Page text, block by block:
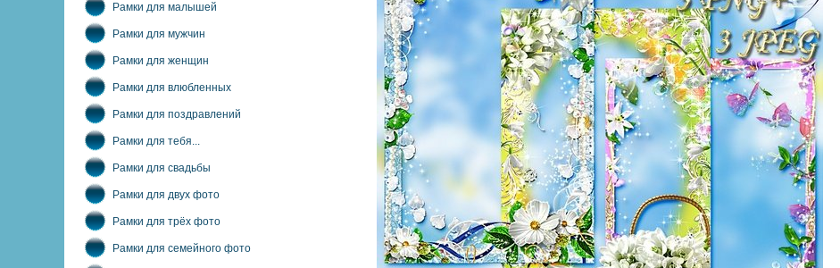
Рамки для малышей
Рамки для мужчин
Рамки для женщин
Рамки для влюбленных
Рамки для поздравлений
Рамки для тебя...
Рамки для свадьбы
Рамки для двух фото
Рамки для трёх фото
Рамки для семейного фото